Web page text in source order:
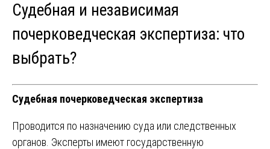
Судебная и независимая
почерковедческая экспертиза: что
выбрать?
Судебная почерковедческая экспертиза
Проводится по назначению суда или следственных
органов. Эксперты имеют государственную